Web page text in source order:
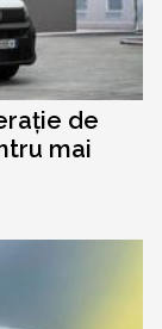
de
mai